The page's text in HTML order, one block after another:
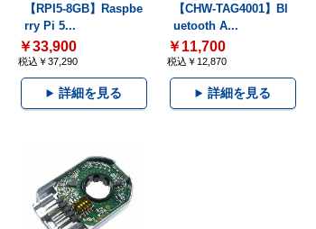
【RPI5-8GB】Raspbe
rry Pi 5...
￥33,900
税込￥37,290
詳細を見る
【CHW-TAG4001】Bl
uetooth A...
￥11,700
税込￥12,870
詳細を見る